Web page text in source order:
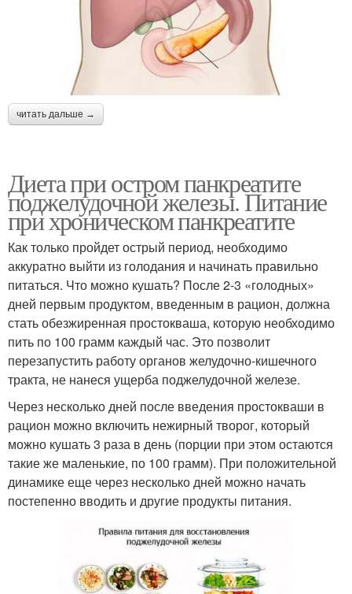
читать дальше →
Диета при остром панкреатите
поджелудочной железы. Питание
при хроническом панкреатите
Как только пройдет острый период, необходимо
аккуратно выйти из голодания и начинать правильно
питаться. Что можно кушать? После 2-3 «голодных»
дней первым продуктом, введенным в рацион, должна
стать обезжиренная простокваша, которую необходимо
пить по 100 грамм каждый час. Это позволит
перезапустить работу органов желудочно-кишечного
тракта, не нанеся ущерба поджелудочной железе.
Через несколько дней после введения простокваши в
рацион можно включить нежирный творог, который
можно кушать 3 раза в день (порции при этом остаются
такие же маленькие, по 100 грамм). При положительной
динамике еще через несколько дней можно начать
постепенно вводить и другие продукты питания.